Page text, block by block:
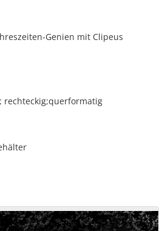
Genien mit Clipeus
rechteckig;querformatig